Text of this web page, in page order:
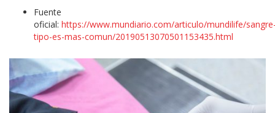
Fuente
oficial: https://www.mundiario.com/articulo/mundilife/
tipo-es-mas-comun/20190513070501153435.html